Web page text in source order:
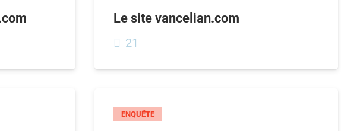
Le site vancelian.com
21
ENQUÊTE